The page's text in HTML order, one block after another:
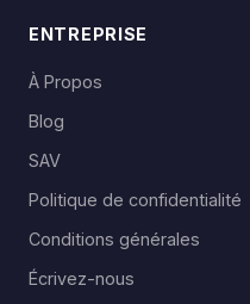
ENTREPRISE
À Propos
Blog
SAV
Politique de confidentialité
Conditions générales
Écrivez-nous